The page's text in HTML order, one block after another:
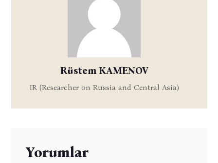
Rüstem KAMENOV
IR (Researcher on Russia and Central Asia)
Yorumlar